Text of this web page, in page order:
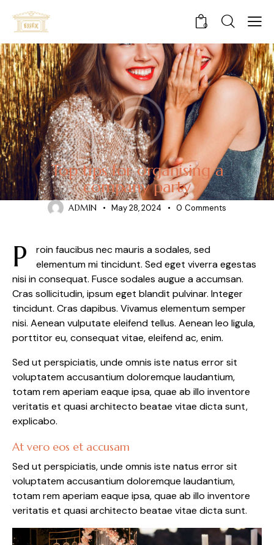
0
BLOG
Top tips for organising a
company party
ADMIN May 28, 2024 0 Comments
P
roin faucibus nec mauris a sodales, sed
elementum mi tincidunt. Sed eget viverra egestas
nisi in consequat. Fusce sodales augue a accumsan.
Cras sollicitudin, ipsum eget blandit pulvinar. Integer
tincidunt. Cras dapibus. Vivamus elementum semper
nisi. Aenean vulputate eleifend tellus. Aenean leo ligula,
porttitor eu, consequat vitae, eleifend ac, enim.
Sed ut perspiciatis, unde omnis iste natus error sit
voluptatem accusantium doloremque laudantium,
totam rem aperiam eaque ipsa, quae ab illo inventore
veritatis et quasi architecto beatae vitae dicta sunt,
explicabo.
At vero eos et accusam
Sed ut perspiciatis, unde omnis iste natus error sit
voluptatem accusantium doloremque laudantium,
totam rem aperiam eaque ipsa, quae ab illo inventore
veritatis et quasi architecto beatae vitae dicta sunt.